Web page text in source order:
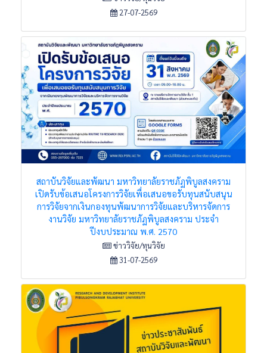
27-07-2569
สถาบันวิจัยและพัฒนา มหาวิทยาลัยราชภัฏพิบูลสงคราม
เปิดรับข้อเสนอโครงการวิจัยเพื่อเสนอขอรับทุนสนับสนุน
การวิจัยจากเงินกองทุนพัฒนาการวิจัยและบริหารจัดการ
งานวิจัย มหาวิทยาลัยราชภัฏพิบูลสงคราม ประจำ
ปีงบประมาณ พ.ศ. 2570
ข่าววิจัย/ทุนวิจัย
31-07-2569